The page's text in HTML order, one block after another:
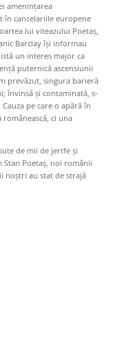
amenințarea
în cancelariile europene
lui viteazului Poetaș,
Barclay își informau
un interes major ca
ță puternică ascensiunii
prevăzut, singura barieră
învinsă și contaminată, s-
pe care o apără în
românească, ci una
de mii de jertfe și
Stan Poetaș, noi românii
noștri au stat de strajă